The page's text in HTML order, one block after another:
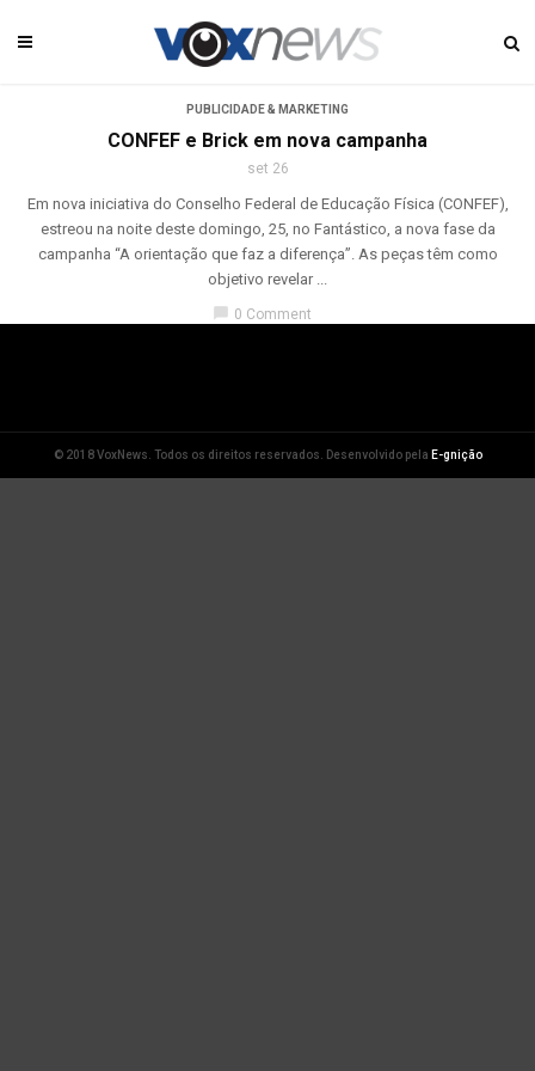
PUBLICIDADE & MARKETING
CONFEF e Brick em nova campanha
set 26
Em nova iniciativa do Conselho Federal de Educação Física (CONFEF),
estreou na noite deste domingo, 25, no Fantástico, a nova fase da
campanha “A orientação que faz a diferença”. As peças têm como
objetivo revelar ...
chat_bubble 0 Comment
© 2018 VoxNews. Todos os direitos reservados. Desenvolvido pela E-gnição